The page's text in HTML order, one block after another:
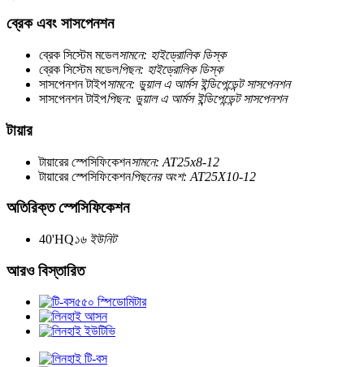
ব্রেক এবং সাসপেনশন
ব্রেক সিস্টেম মডেলসামনে: হাইড্রোলিক ডিস্ক
ব্রেক সিস্টেম মডেলপিছন: হাইড্রোলিক ডিস্ক
সাসপেনশন টাইপসামনে: ডুয়াল এ আর্মস ইন্ডিপেন্ডেন্ট সাসপেনশন
সাসপেনশন টাইপপিছন: ডুয়াল এ আর্মস ইন্ডিপেন্ডেন্ট সাসপেনশন
টায়ার
টায়ারের স্পেসিফিকেশনসামনে: AT25x8-12
টায়ারের স্পেসিফিকেশনপিছনের অংশ: AT25X10-12
অতিরিক্ত স্পেসিফিকেশন
40'HQ১৬ ইউনিট
আরও বিস্তারিত